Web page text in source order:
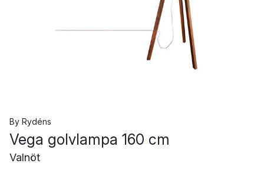
By Rydéns
Vega golvlampa 160 cm
Valnöt